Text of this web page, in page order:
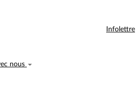
Infolettre
nous